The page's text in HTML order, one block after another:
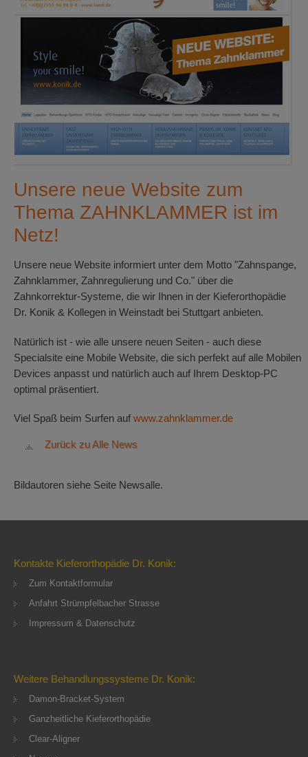
Unsere neue Website zum
Thema ZAHNKLAMMER ist im
Netz!
Unsere neue Website informiert unter dem Motto "Zahnspange,
Zahnklammer, Zahnregulierung und Co." über die
Zahnkorrektur-Systeme, die wir Ihnen in der Kieferorthopädie
Dr. Konik & Kollegen in Weinstadt bei Stuttgart anbieten.
Natürlich ist - wie alle unsere neuen Seiten - auch diese
Specialsite eine Mobile Website, die sich perfekt auf alle Mobilen
Devices anpasst und natürlich auch auf Ihrem Desktop-PC
optimal präsentiert.
Viel Spaß beim Surfen auf www.zahnklammer.de
Zurück zu Alle News
Bildautoren siehe Seite Newsalle.
Kontakte Kieferorthopädie Dr. Konik:
Zum Kontaktformular
Anfahrt Strümpfelbacher Strasse
Impressum & Datenschutz
Weitere Behandlungssysteme Dr. Konik:
Damon-Bracket-System
Ganzheitliche Kieferorthopädie
Clear-Aligner